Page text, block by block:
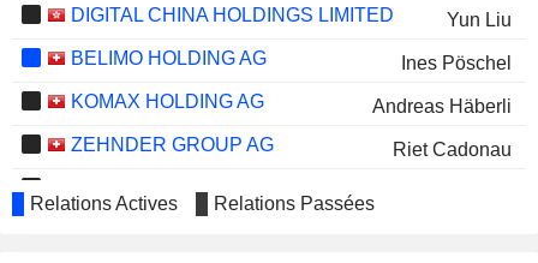
DIGITAL CHINA HOLDINGS LIMITED
Yun Liu
BELIMO HOLDING AG
Ines Pöschel
KOMAX HOLDING AG
Andreas Häberli
ZEHNDER GROUP AG
Riet Cadonau
KARDEX HOLDING AG
Relations Actives Relations Passées